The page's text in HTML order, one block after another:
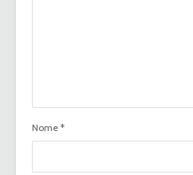
Nome *